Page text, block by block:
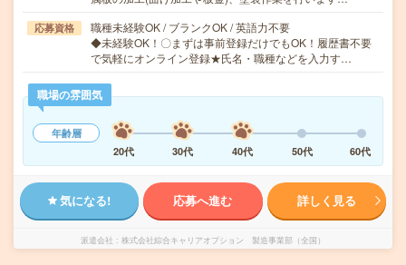
応募資格
職種未経験OK / ブランクOK / 英語力不要
◆未経験OK！〇まずは事前登録だけでもOK！履歴書不要
で気軽にオンライン登録★氏名・職種などを入力す…
職場の雰囲気
年齢層
20代
30代 40代 50代 60代
気になる! 応募へ進む 詳しく見る
派遣会社 株式会社綜合キャリアオプション 製造事業部（全国）